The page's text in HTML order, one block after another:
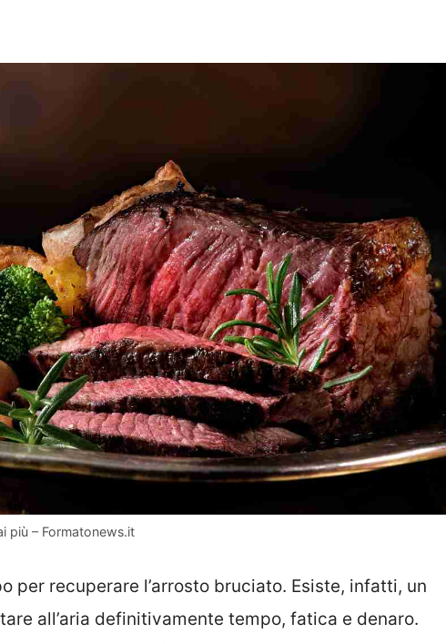
più – Formatonews.it
per recuperare l’arrosto bruciato. Esiste, infatti, un
all’aria definitivamente tempo, fatica e denaro.